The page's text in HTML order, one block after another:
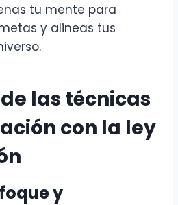
tu mente para
y alineas tus
las técnicas
con la ley
y